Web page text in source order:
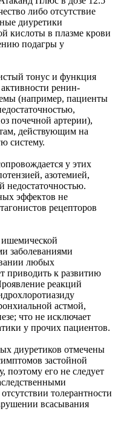
либо отсутствие
диуретики
кислоты в плазме крови
подагры у
тонус и функция
ренин-
(например, пациенты
почечной артерии),
действующим на
систему.
у этих
азотемией,
недостаточностью.
эффектов не
рецепторов
заболеваниями
любых
приводить к развитию
реакций
астмой,
что не исключает
у прочих пациентов.
диуретиков отмечены
застойной
поэтому его не следует
толерантности
всасывания